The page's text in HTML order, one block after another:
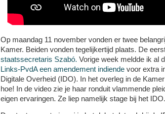
Op maandag 11 november vonden er twee
Kamer. Beiden vonden tegelijkertijd plaats. De
staatssecretaris Szabó. Vorige week meldde ik al
Links-PvdA een amendement indiende voor extra
Digitale Overheid (IDO). In het overleg in de
hoe! In de video zie je haar ronduit vlammende
eigen ervaringen. Ze liep namelijk stage bij het IDO.